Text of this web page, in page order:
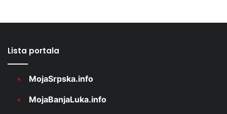
Lista portala
MojaSrpska.info
MojaBanjaLuka.info